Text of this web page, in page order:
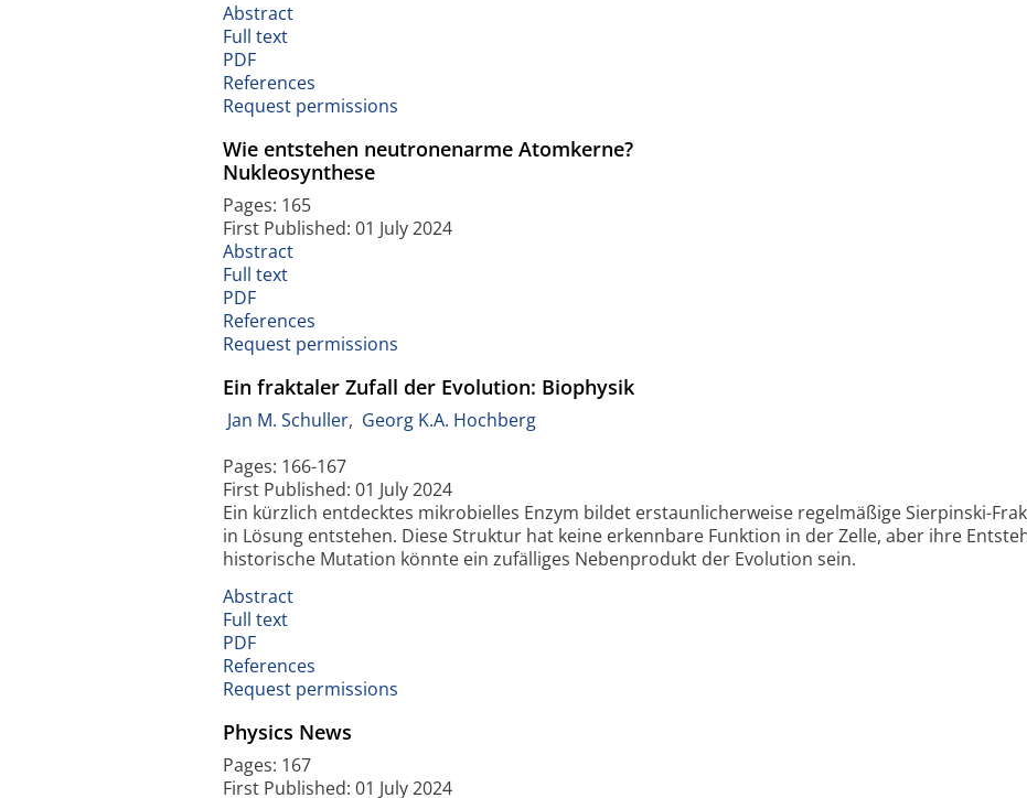
Abstract
Full text
PDF
References
Request permissions
Wie entstehen neutronenarme Atomkerne?
Nukleosynthese
Pages: 165
First Published: 01 July 2024
Abstract
Full text
PDF
References
Request permissions
Ein fraktaler Zufall der Evolution: Biophysik
Jan M. Schuller, Georg K.A. Hochberg
Pages: 166-167
First Published: 01 July 2024
Ein kürzlich entdecktes mikrobielles Enzym bildet erstaunlicherweise regelmäßige Sierpinski-
in Lösung entstehen. Diese Struktur hat keine erkennbare Funktion in der Zelle, aber ihre
historische Mutation könnte ein zufälliges Nebenprodukt der Evolution sein.
Abstract
Full text
PDF
References
Request permissions
Physics News
Pages: 167
First Published: 01 July 2024